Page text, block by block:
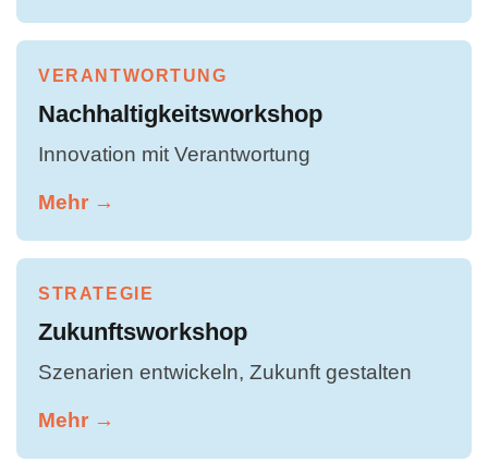
VERANTWORTUNG
Nachhaltigkeitsworkshop
Innovation mit Verantwortung
Mehr →
STRATEGIE
Zukunftsworkshop
Szenarien entwickeln, Zukunft gestalten
Mehr →